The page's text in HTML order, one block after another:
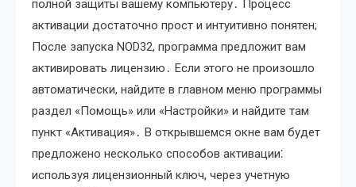
полной защиты вашему компьютеру․ Процесс
активации достаточно прост и интуитивно понятен;
После запуска NOD32, программа предложит вам
активировать лицензию․ Если этого не произошло
автоматически, найдите в главном меню программы
раздел «Помощь» или «Настройки» и найдите там
пункт «Активация»․ В открывшемся окне вам будет
предложено несколько способов активации⁚
используя лицензионный ключ, через учетную